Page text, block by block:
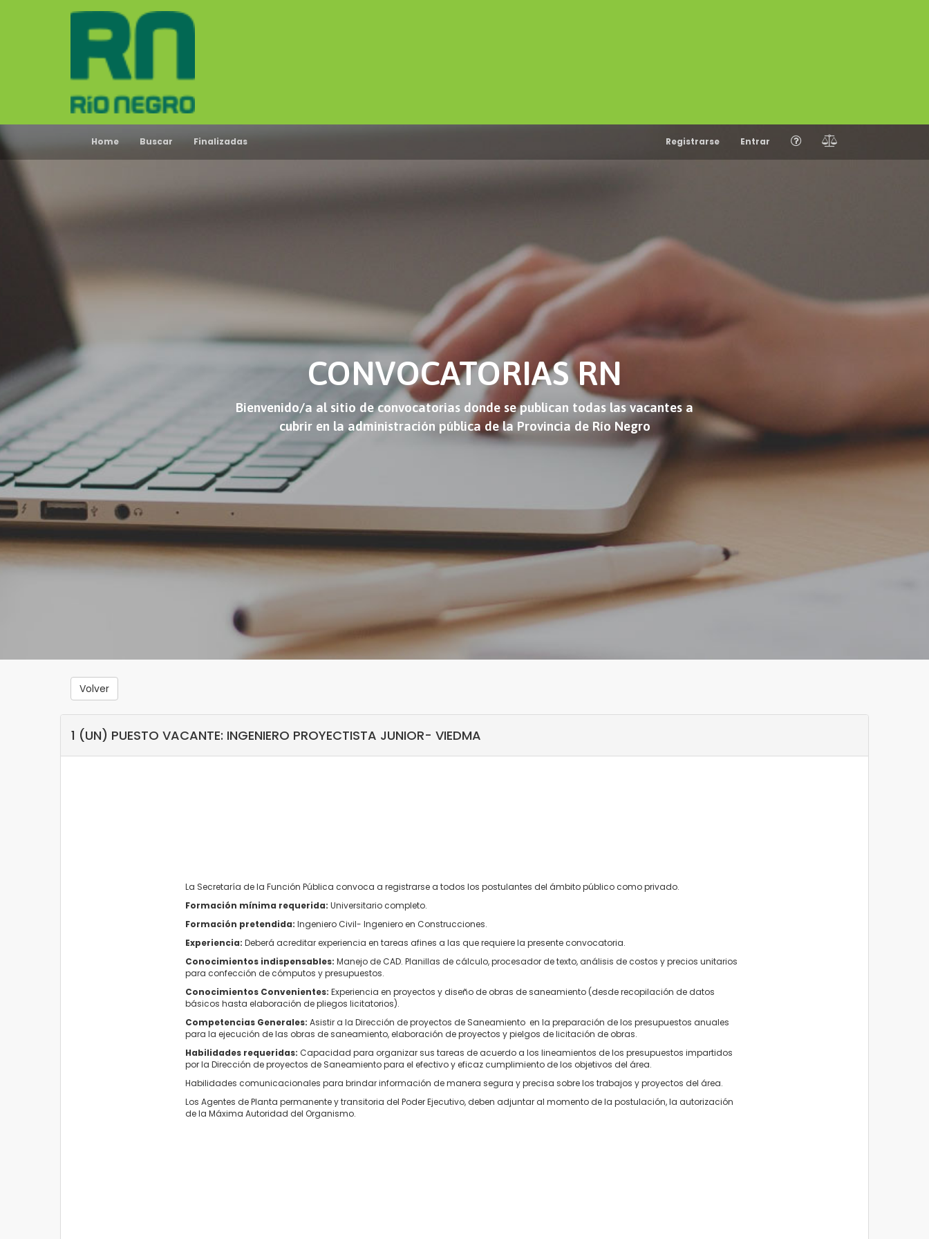
Home Buscar Finalizadas Registrarse Entrar
CONVOCATORIAS RN
Bienvenido/a al sitio de convocatorias donde se publican todas las vacantes a
cubrir en la administración pública de la Provincia de Río Negro
Volver
1 (UN) PUESTO VACANTE: INGENIERO PROYECTISTA JUNIOR- VIEDMA
La Secretaría de la Función Pública convoca a registrarse a todos los postulantes del ámbito público como privado.
Formación mínima requerida: Universitario completo.
Formación pretendida: Ingeniero Civil- Ingeniero en Construcciones.
Experiencia: Deberá acreditar experiencia en tareas afines a las que requiere la presente convocatoria.
Conocimientos indispensables: Manejo de CAD. Planillas de cálculo, procesador de texto, análisis de costos y precios unitarios
para confección de cómputos y presupuestos.
Conocimientos Convenientes: Experiencia en proyectos y diseño de obras de saneamiento (desde recopilación de datos
básicos hasta elaboración de pliegos licitatorios).
Competencias Generales: Asistir a la Dirección de proyectos de Saneamiento en la preparación de los presupuestos anuales
para la ejecución de las obras de saneamiento, elaboración de proyectos y pielgos de licitación de obras.
Habilidades requeridas: Capacidad para organizar sus tareas de acuerdo a los lineamientos de los presupuestos impartidos
por la Dirección de proyectos de Saneamiento para el efectivo y eficaz cumplimiento de los objetivos del área.
Habilidades comunicacionales para brindar información de manera segura y precisa sobre los trabajos y proyectos del área.
Los Agentes de Planta permanente y transitoria del Poder Ejecutivo, deben adjuntar al momento de la postulación, la autorización
de la Máxima Autoridad del Organismo.